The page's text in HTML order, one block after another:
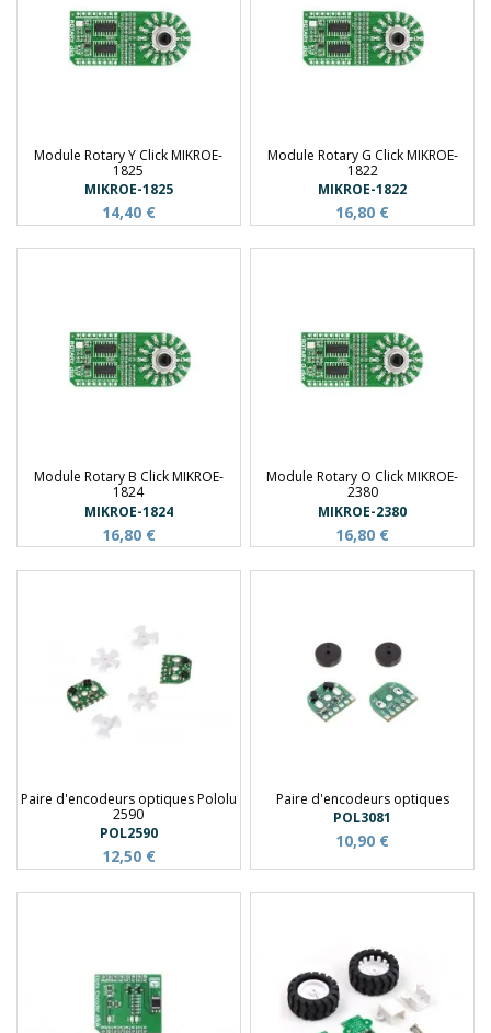
Module Rotary Y Click MIKROE-
1825
MIKROE-1825
14,40 €
Module Rotary G Click MIKROE-
1822
MIKROE-1822
16,80 €
Module Rotary B Click MIKROE-
1824
MIKROE-1824
16,80 €
Module Rotary O Click MIKROE-
2380
MIKROE-2380
16,80 €
Paire d'encodeurs optiques Pololu
2590
POL2590
12,50 €
Paire d'encodeurs optiques
POL3081
10,90 €